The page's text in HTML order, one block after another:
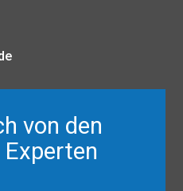
von den